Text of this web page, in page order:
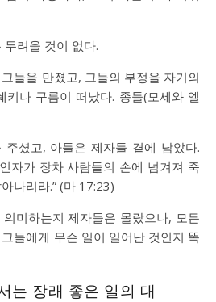
려울 것이 없다.
들을 만졌고, 그들의 부정을 자기의
키나 구름이 떠났다. 종들(모세와 엘
셨고, 아들은 제자들 곁에 남았다.
자가 장차 사람들의 손에 넘겨져 죽
나리라.” (마 17:23)
미하는지 제자들은 몰랐으나, 모든
들에게 무슨 일이 일어난 것인지 똑
는 장래 좋은 일의 대